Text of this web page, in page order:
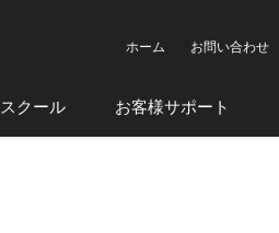
ホーム
お問い合わせ
スクール お客様サポート